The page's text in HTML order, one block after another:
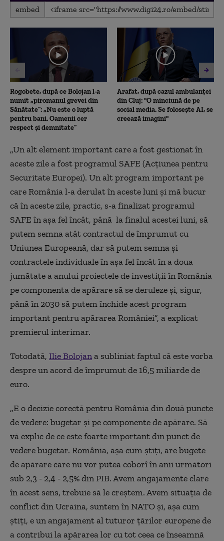
0
seconds
3
embed
Rogobete, după ce Bolojan l-a
numit „piromanul grevei din
Sănătate”: „Nu este o luptă
pentru bani. Oamenii cer
respect și demnitate”
Arafat, după cazul ambulanței
din Cluj: "O minciună de pe
social media. Se folosește AI, se
creează imagini"
„Un alt element important care a fost gestionat în
aceste zile a fost programul SAFE (Acțiunea pentru
Securitate Europei). Un alt program important pe
care România l-a derulat în aceste luni și mă bucur
că în aceste zile, practic, s-a finalizat programul
SAFE în așa fel încât, până la finalul acestei luni, să
putem semna atât contractul de împrumut cu
Uniunea Europeană, dar să putem semna și
contractele individuale în așa fel încât în a doua
jumătate a anului proiectele de investiții în România
pe componenta de apărare să se deruleze și, sigur,
până în 2030 să putem închide acest program
important pentru apărarea României”, a explicat
premierul interimar.
Totodată, Ilie Bolojana subliniat faptul că este vorba
despre un acord de împrumut de 16,5 miliarde de
euro.
„E o decizie corectă pentru România din două puncte
de vedere: bugetar și pe componente de apărare. Să
vă explic de ce este foarte important din punct de
vedere bugetar. România, așa cum știți, are bugete
de apărare care nu vor putea coborî în anii următori
sub 2,3 - 2,4 - 2,5% din PIB. Avem angajamente clare
în acest sens, trebuie să le creștem. Avem situația de
conflict din Ucraina, suntem în NATO și, așa cum
știți, e un angajament al tuturor țărilor europene de
a contribui la apărarea lor cu tot ceea ce înseamnă